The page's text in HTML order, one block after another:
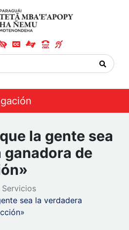
la gente sea
ganadora de
sea la verdadera